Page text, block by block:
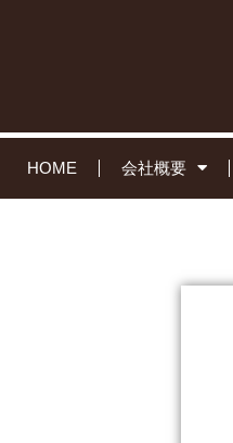
HOME 会社概要